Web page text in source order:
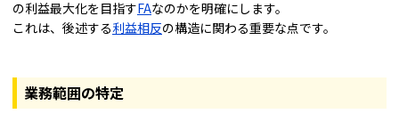
の利益最大化を目指すFAなのかを明確にします。
これは、後述する利益相反の構造に関わる重要な点です。
業務範囲の特定